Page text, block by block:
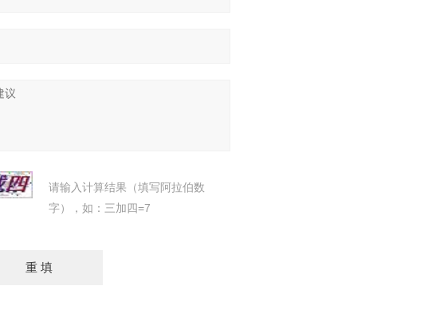
请输入计算结果（填写阿拉伯数
字），如：三加四=7